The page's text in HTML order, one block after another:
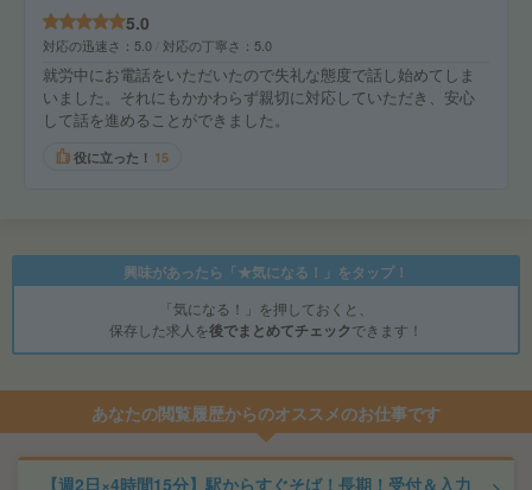
5.0
対応の迅速さ 5.0 対応の丁寧さ 5.0
就労中にお電話をいただいたので失礼な態度で話し始めてしま
いました。それにもかかわらず親切に対応していただき、安心
して話を進めることができました。
役に立った！ 15
興味があったら「★気になる！」をタップ！
「気になる！」を押しておくと、
保存した求人を後でまとめてチェックできます！
あなたの閲覧履歴からのオススメのお仕事です
【週2日×4時間15分】駅からすぐそば！長期！受付＆入力